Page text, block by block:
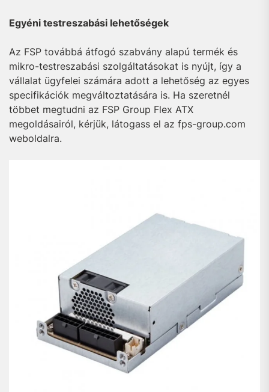
Egyéni testreszabási lehetőségek
Az FSP továbbá átfogó szabvány alapú termék és
mikro-testreszabási szolgáltatásokat is nyújt, így a
vállalat ügyfelei számára adott a lehetőség az egyes
specifikációk megváltoztatására is. Ha szeretnél
többet megtudni az FSP Group Flex ATX
megoldásairól, kérjük, látogass el az fps-group.com
weboldalra.